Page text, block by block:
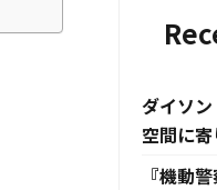
ダイソ
空間に
『機動